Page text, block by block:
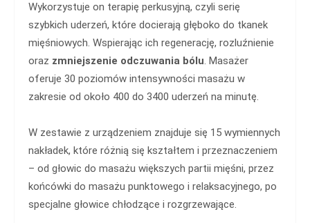
Wykorzystuje on terapię perkusyjną, czyli serię
szybkich uderzeń, które docierają głęboko do tkanek
mięśniowych. Wspierając ich regenerację, rozluźnienie
oraz zmniejszenie odczuwania bólu. Masażer
oferuje 30 poziomów intensywności masażu w
zakresie od około 400 do 3400 uderzeń na minutę.
W zestawie z urządzeniem znajduje się 15 wymiennych
nakładek, które różnią się kształtem i przeznaczeniem
– od głowic do masażu większych partii mięśni, przez
końcówki do masażu punktowego i relaksacyjnego, po
specjalne głowice chłodzące i rozgrzewające.